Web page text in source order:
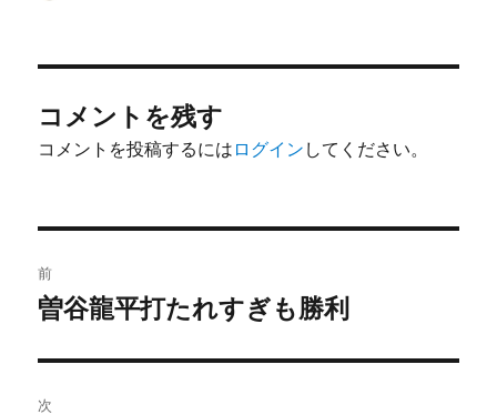
コメントを残す
コメントを投稿するには ログイン してください。
稿
ビ
前
前
投
稿:
曽谷龍平打たれすぎも勝利
次